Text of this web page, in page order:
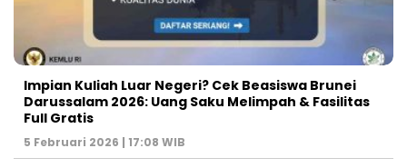
Impian Kuliah Luar Negeri? Cek Beasiswa Brunei
Darussalam 2026: Uang Saku Melimpah & Fasilitas
Full Gratis
5 Februari 2026 | 17:08 WIB